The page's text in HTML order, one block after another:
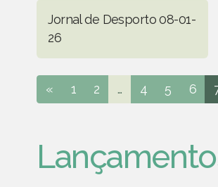
Jornal de Desporto 08-01-
26
« 1 2 ... 4 5 6